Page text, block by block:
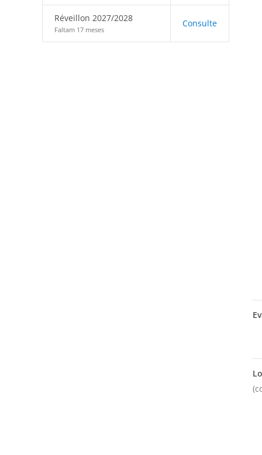
Réveillon 2027/2028
Faltam 17 meses
Consulte